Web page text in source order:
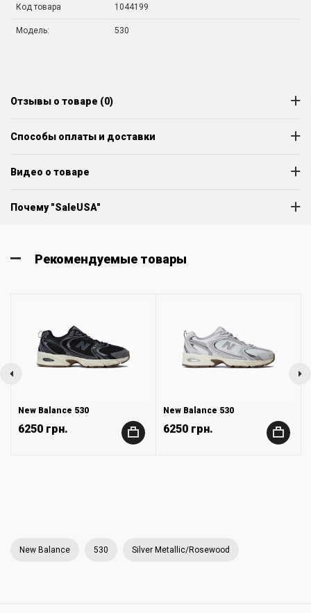
Код товара 1044199
Модель: 530
Отзывы о товаре (0)
Способы оплаты и доставки
Видео о товаре
Почему "SaleUSA"
Рекомендуемые товары
New Balance 530
6250 грн. +
New Balance 530
6250 грн. +
New Balance 530 Silver Metallic/Rosewood